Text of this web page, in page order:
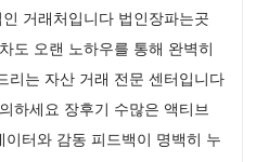
거래처입니다 법인장파는곳
도 오랜 노하우를 통해 완벽히
리는 자산 거래 전문 센터입니다
하세요 장후기 수많은 액티브
터와 감동 피드백이 명백히 누